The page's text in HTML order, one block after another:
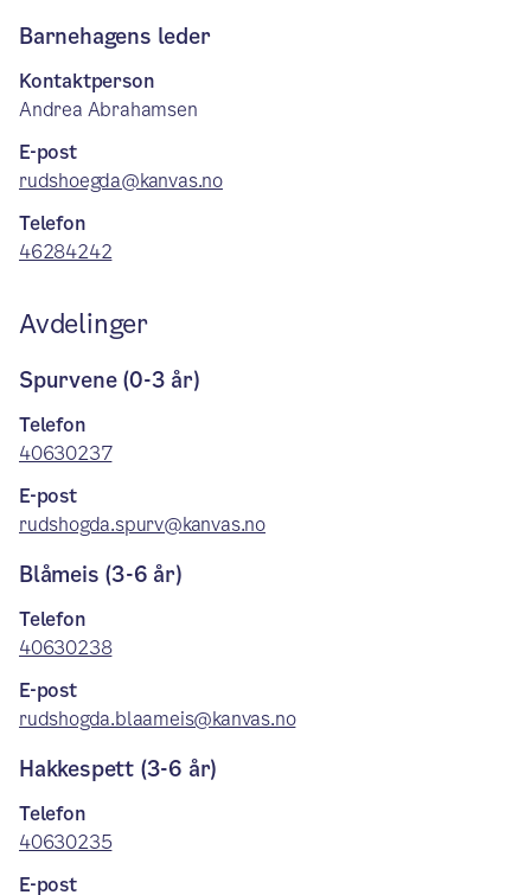
Barnehagens leder
Kontaktperson
Andrea Abrahamsen
E-post
rudshoegda@kanvas.no
Telefon
46284242
Avdelinger
Spurvene (0-3 år)
Telefon
40630237
E-post
rudshogda.spurv@kanvas.no
Blåmeis (3-6 år)
Telefon
40630238
E-post
rudshogda.blaameis@kanvas.no
Hakkespett (3-6 år)
Telefon
40630235
E-post